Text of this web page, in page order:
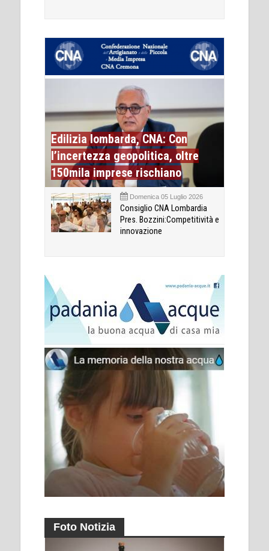
Edilizia lombarda, CNA: Con
l’incertezza geopolitica, oltre
150mila imprese rischiano
Domenica 05 Luglio 2026
Consiglio CNA Lombardia
Pres. Bozzini:Competitività e
innovazione
Foto Notizia